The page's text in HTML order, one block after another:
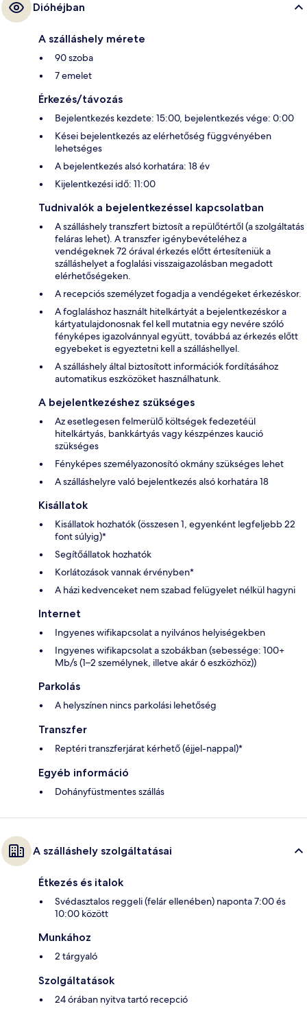
Dióhéjban
A szálláshely mérete
90 szoba
7 emelet
Érkezés/távozás
Bejelentkezés kezdete: 15:00, bejelentkezés vége: 0:00
Kései bejelentkezés az elérhetőség függvényében
lehetséges
A bejelentkezés alsó korhatára: 18 év
Kijelentkezési idő: 11:00
Tudnivalók a bejelentkezéssel kapcsolatban
A szálláshely transzfert biztosít a repülőtértől (a szolgáltatás
feláras lehet). A transzfer igénybevételéhez a
vendégeknek 72 órával érkezés előtt értesíteniük a
szálláshelyet a foglalási visszaigazolásban megadott
elérhetőségeken.
A recepciós személyzet fogadja a vendégeket érkezéskor.
A foglaláshoz használt hitelkártyát a bejelentkezéskor a
kártyatulajdonosnak fel kell mutatnia egy nevére szóló
fényképes igazolvánnyal együtt, továbbá az érkezés előtt
egyebeket is egyeztetni kell a szálláshellyel.
A szálláshely által biztosított információk fordításához
automatikus eszközöket használhatunk.
A bejelentkezéshez szükséges
Az esetlegesen felmerülő költségek fedezetéül
hitelkártyás, bankkártyás vagy készpénzes kaució
szükséges
Fényképes személyazonosító okmány szükséges lehet
A szálláshelyre való bejelentkezés alsó korhatára 18
Kisállatok
Kisállatok hozhatók (összesen 1, egyenként legfeljebb 22
font súlyig)*
Segítőállatok hozhatók
Korlátozások vannak érvényben*
A házi kedvenceket nem szabad felügyelet nélkül hagyni
Internet
Ingyenes wifikapcsolat a nyilvános helyiségekben
Ingyenes wifikapcsolat a szobákban (sebessége: 100+
Mb/s (1–2 személynek, illetve akár 6 eszközhöz))
Parkolás
A helyszínen nincs parkolási lehetőség
Transzfer
Reptéri transzferjárat kérhető (éjjel-nappal)*
Egyéb információ
Dohányfüstmentes szállás
A szálláshely szolgáltatásai
Étkezés és italok
Svédasztalos reggeli (felár ellenében) naponta 7:00 és
10:00 között
Munkához
2 tárgyaló
Szolgáltatások
24 órában nyitva tartó recepció